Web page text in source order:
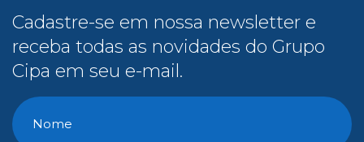
Cadastre-se em nossa newsletter e
receba todas as novidades do Grupo
Cipa em seu e-mail.